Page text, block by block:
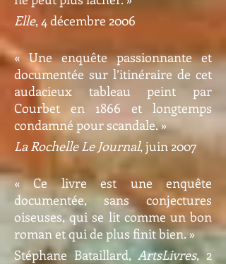
Elle, 4 décembre 2006
« Une enquête passionnante et
documentée sur l’itinéraire de cet
audacieux tableau peint par
Courbet en 1866 et longtemps
condamné pour scandale. »
La Rochelle Le Journal, juin 2007
« Ce livre est une enquête
documentée, sans conjectures
oiseuses, qui se lit comme un bon
roman et qui de plus finit bien. »
Stéphane Bataillard,ArtsLivres, 2